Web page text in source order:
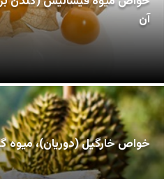
آن
خواص خارگیل (دوریان)،